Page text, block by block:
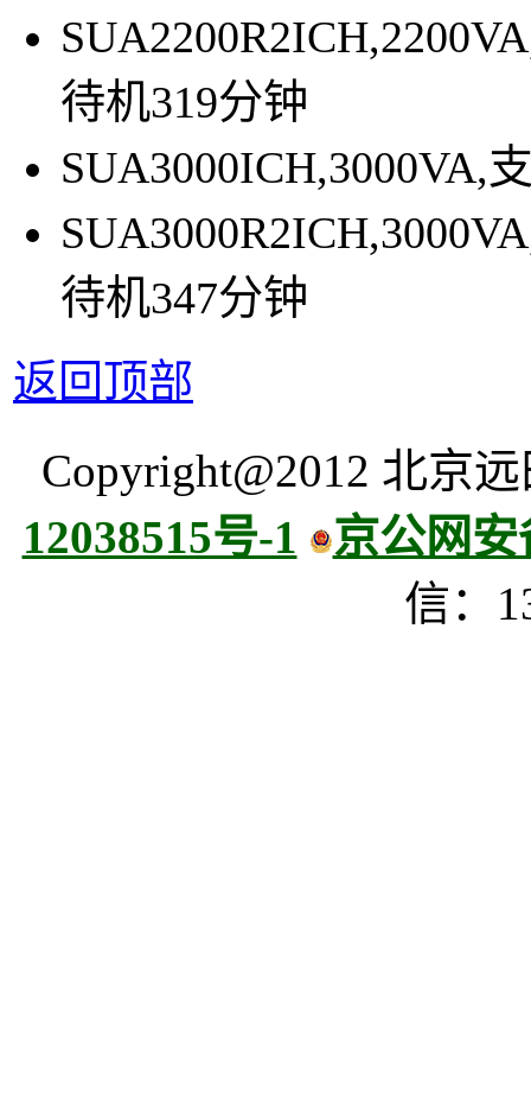
待机319分钟
SUA3000ICH,3000VA,
待机347分钟
返回顶部
Copyright@2012 北京
12038515号-1
京公网安
信：